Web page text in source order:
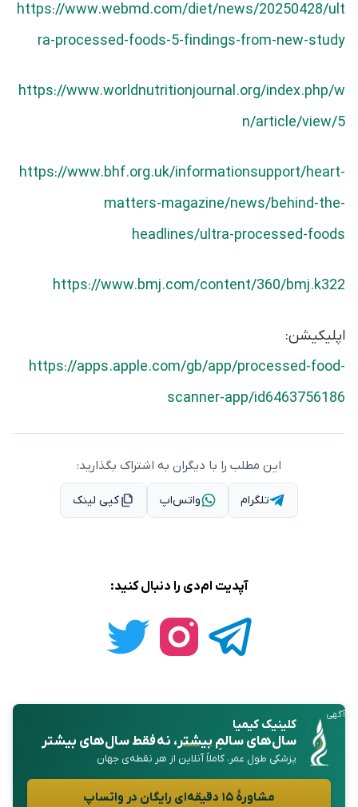
https://www.webmd.com/diet/news/20250428/ult
ra-processed-foods-5-findings-from-new-study
https://www.worldnutritionjournal.org/index.php/w
n/article/view/5
https://www.bhf.org.uk/informationsupport/heart-
matters-magazine/news/behind-the-
headlines/ultra-processed-foods
https://www.bmj.com/content/360/bmj.k322
اپلیکیشن:
https://apps.apple.com/gb/app/processed-food-
scanner-app/id6463756186
این مطلب را با دیگران به اشتراک بگذارید:
تلگرام واتس‌اپ کپی لینک
آپدیت ام‌دی را دنبال کنید:
آگهی
کلینیک کیمیا
سال‌های سالمِبیشتر، نه فقط سال‌های بیشتر
پزشکی طول عمر، کاملاً آنلاین از هر نقطه‌ی جهان
مشاورهٔ ۱۵ دقیقه‌ای رایگان در واتساپ